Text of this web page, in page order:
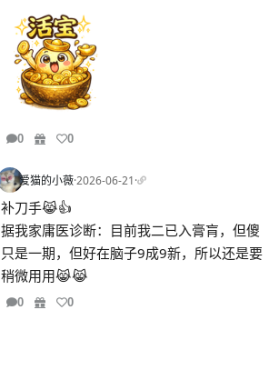
0 0
爱猫的小薇·2026-06-21·
补刀手😹👍
据我家庸医诊断：目前我二已入膏肓，但傻
只是一期，但好在脑子9成9新，所以还是要
稍微用用😹😹
0 0